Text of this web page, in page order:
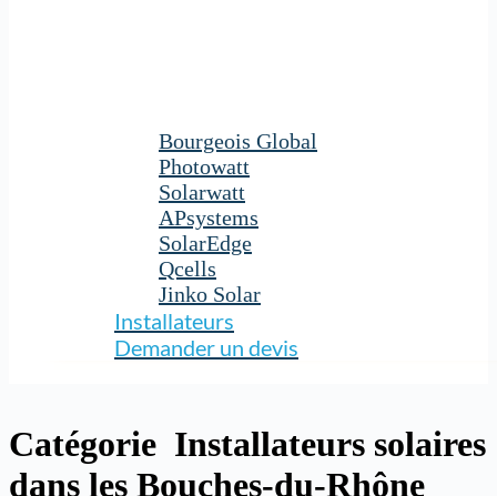
Bourgeois Global
Photowatt
Solarwatt
APsystems
SolarEdge
Qcells
Jinko Solar
Installateurs
Demander un devis
Catégorie Installateurs solaires
dans les Bouches-du-Rhône